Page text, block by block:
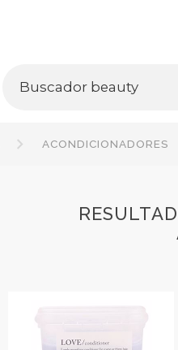
ACONDICIONADORES